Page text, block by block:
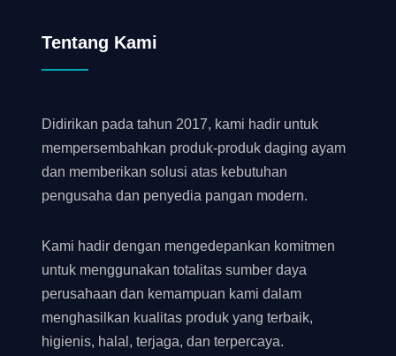
Tentang Kami
Didirikan pada tahun 2017, kami hadir untuk
mempersembahkan produk-produk daging ayam
dan memberikan solusi atas kebutuhan
pengusaha dan penyedia pangan modern.
Kami hadir dengan mengedepankan komitmen
untuk menggunakan totalitas sumber daya
perusahaan dan kemampuan kami dalam
menghasilkan kualitas produk yang terbaik,
higienis, halal, terjaga, dan terpercaya.